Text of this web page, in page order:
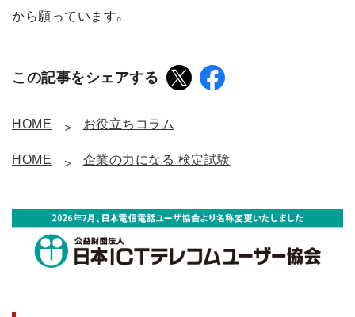
から願っています。
この記事をシェアする
HOME お役立ちコラム
HOME 企業の力になる 検定試験